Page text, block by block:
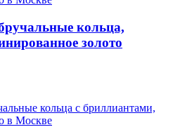
кольца,
золото